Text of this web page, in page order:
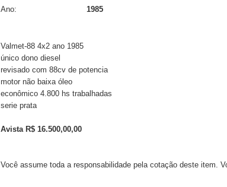
Ano:
1985
Valmet-88 4x2 ano 1985
único dono diesel
revisado com 88cv de potencia
motor não baixa óleo
econômico 4.800 hs trabalhadas
serie prata
Avista R$ 16.500,00,00
Você assume toda a responsabilidade pela cotação deste item.